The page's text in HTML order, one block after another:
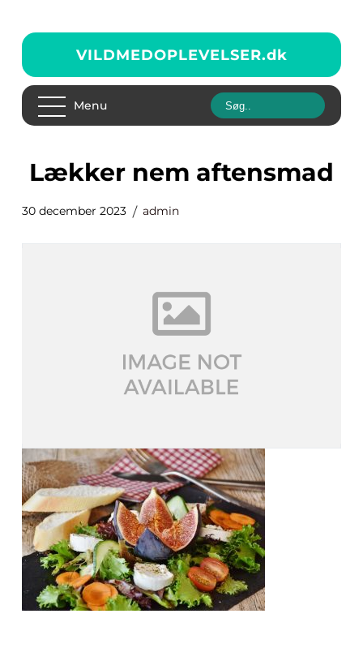
VILDMEDOPLEVELSER.dk
Menu
lækker nem aftensmad
30 december 2023 admin